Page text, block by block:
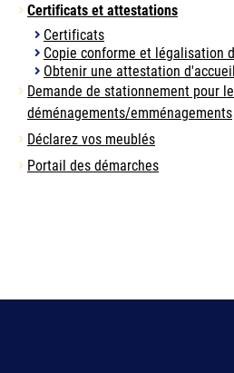
Certificats et attestations
Certificats
Copie conforme et légalisation
Obtenir une attestation d'accueil
Demande de stationnement pour
déménagements/emménagements
Déclarez vos meublés
Portail des démarches